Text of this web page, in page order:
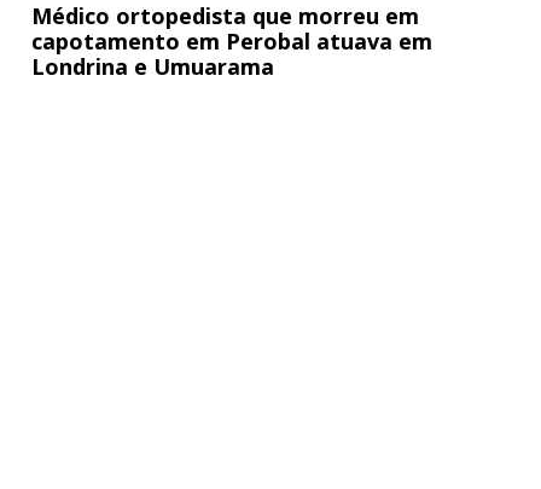
Médico ortopedista que morreu em
capotamento em Perobal atuava em
Londrina e Umuarama